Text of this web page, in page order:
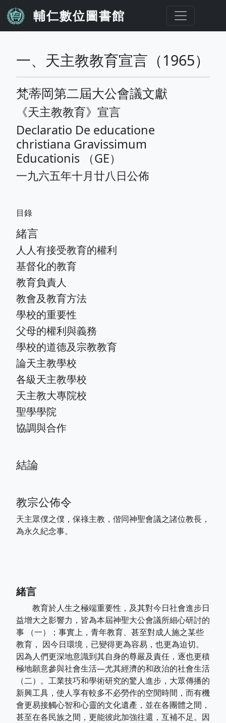
移至主內容
輔仁數位圖書館
一、天主教教育宣言（1965）
梵蒂岡第二屆大公會議文獻
《天主教教育》宣言
Declaratio De educatione
christiana Gravissimum
Educationis （GE）
一九六五年十月廿八日公佈
目錄
緒言
人人有接受教育的權利
基督化的教育
教育負責人
教會及教育方法
學校的重要性
父母的權利與義務
學校的道德及宗教教育
論天主教學校
各級天主教學校
天主教大專院校
聖學學院
協調與合作
結論
教宗公佈令
天主眾僕之僕，保祿主教，偕同神聖會議之諸位教長，
為永久紀念事。
緒言
教育於人生之極端重要性，及其對今日社會進步日
益增大之影響力，皆為本屆神聖大公會議所細心研討的
事 （一）；事實上，青年教育、甚至對成人施之某些
教育， 因今日環境，已變得更為容易，也更為迫切。
因為人們更深地意識到其自身的尊嚴及責任，逐也更積
極地願意參與社會生活—尤其經濟的和政治的社會生活
（二）。工業技巧和學術研究的驚人進步，大眾傳播的
新興工具，使人享有較多不必勞作的空閒時間，而有機
會更易接觸心智和心靈的文化遺產，並在各團體之間，
甚至在各民族之間，更能彼此加強往還，互補不足。因